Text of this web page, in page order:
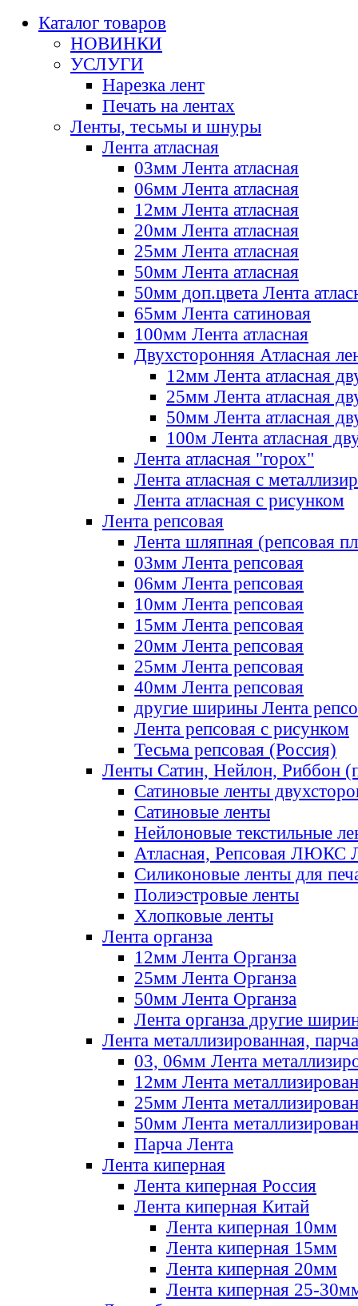
Каталог товаров
НОВИНКИ
УСЛУГИ
Нарезка лент
Печать на лентах
Ленты, тесьмы и шнуры
Лента атласная
03мм Лента атласная
06мм Лента атласная
12мм Лента атласная
20мм Лента атласная
25мм Лента атласная
50мм Лента атласная
50мм доп.цвета Лента
65мм Лента сатиновая
100мм Лента атласная
Двухсторонняя Атласная
12мм Лента атласная
25мм Лента атласная
50мм Лента атласная
100м Лента атласная
Лента атласная "горох"
Лента атласная с
Лента атласная с рисунком
Лента репсовая
Лента шляпная (репсовая
03мм Лента репсовая
06мм Лента репсовая
10мм Лента репсовая
15мм Лента репсовая
20мм Лента репсовая
25мм Лента репсовая
40мм Лента репсовая
другие ширины Лента
Лента репсовая с рисунком
Тесьма репсовая (Россия)
Ленты Сатин, Нейлон, Риббон
Сатиновые ленты
Сатиновые ленты
Нейлоновые текстильные
Атласная, Репсовая ЛЮКС
Силиконовые ленты для
Полиэстровые ленты
Хлопковые ленты
Лента органза
12мм Лента Органза
25мм Лента Органза
50мм Лента Органза
Лента органза другие
Лента металлизированная, парча
03, 06мм Лента
12мм Лента
25мм Лента
50мм Лента
Парча Лента
Лента киперная
Лента киперная Россия
Лента киперная Китай
Лента киперная 10мм
Лента киперная 15мм
Лента киперная 20мм
Лента киперная 25-